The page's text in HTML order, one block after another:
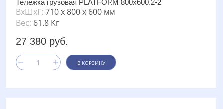
Тележка грузовая PLATFORM 800х600.2-2
ВxШxГ: 710 x 800 x 600 мм
Вес: 61.8 Кг
27 380 руб.
В КОРЗИНУ